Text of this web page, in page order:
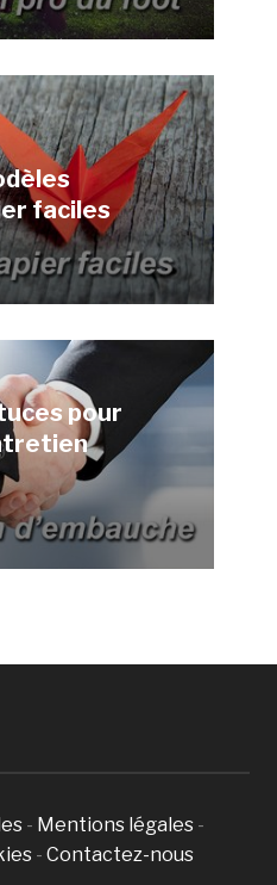
faciles
pour
- Mentions légales -
- Contactez-nous